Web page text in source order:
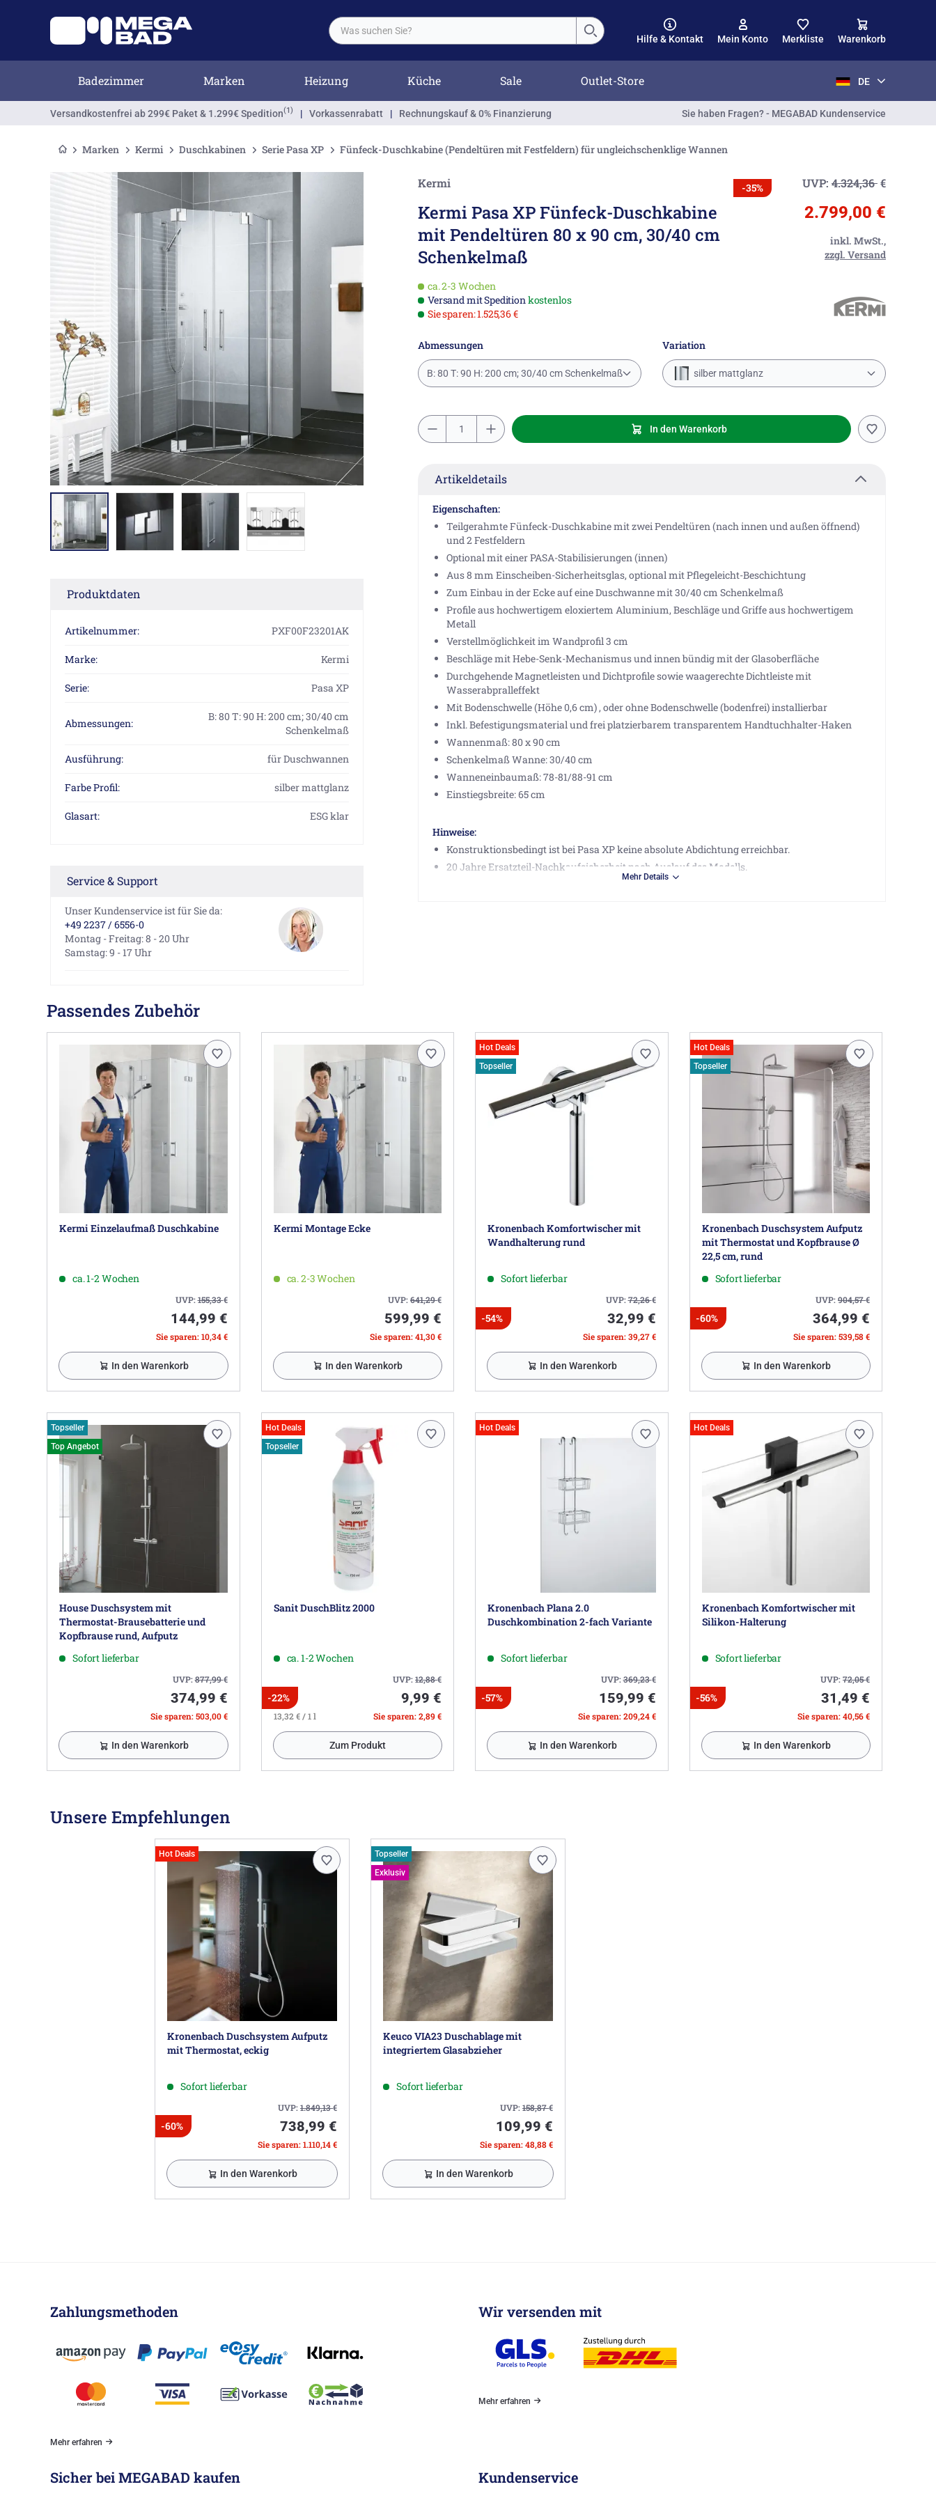
Hilfe & Kontakt Mein Konto Merkliste Warenkorb
Badezimmer Marken Heizung Küche Sale Outlet-Store DE
Versandkostenfrei ab 299€ Paket & 1.299€ Spedition(1) | Vorkassenrabatt | Rechnungskauf & 0% Finanzierung Sie haben Fragen? - MEGABAD Kundenservice
Marken Kermi Duschkabinen Serie Pasa XP Fünfeck-Duschkabine (Pendeltüren mit Festfeldern) für ungleichschenklige Wannen
Produktdaten
Artikelnummer: PXF00F23201AK
Marke: Kermi
Serie: Pasa XP
Abmessungen:
B: 80 T: 90 H: 200 cm; 30/40 cm
Schenkelmaß
Ausführung: für Duschwannen
Farbe Profil: silber mattglanz
Glasart: ESG klar
Service & Support
Unser Kundenservice ist für Sie da:
+49 2237 / 6556-0
Montag - Freitag: 8 - 20 Uhr
Samstag: 9 - 17 Uhr
Kermi
Kermi Pasa XP Fünfeck-Duschkabine
mit Pendeltüren 80 x 90 cm, 30/40 cm
Schenkelmaß
-35% UVP: 4.324,36€
2.799,00 €
inkl. MwSt.,
zzgl. Versand
ca. 2-3 Wochen
Versand mit Speditionkostenlos
Sie sparen: 1.525,36 €
Abmessungen
B: 80 T: 90 H: 200 cm; 30/40 cm Schenkelmaß
Variation
silber mattglanz
In den Warenkorb
Artikeldetails
Eigenschaften:
Teilgerahmte Fünfeck-Duschkabine mit zwei Pendeltüren (nach innen und außen öffnend)
und 2 Festfeldern
Optional mit einer PASA-Stabilisierungen (innen)
Aus 8 mm Einscheiben-Sicherheitsglas, optional mit Pflegeleicht-Beschichtung
Zum Einbau in der Ecke auf eine Duschwanne mit 30/40 cm Schenkelmaß
Profile aus hochwertigem eloxiertem Aluminium, Beschläge und Griffe aus hochwertigem
Metall
Verstellmöglichkeit im Wandprofil 3 cm
Beschläge mit Hebe-Senk-Mechanismus und innen bündig mit der Glasoberfläche
Durchgehende Magnetleisten und Dichtprofile sowie waagerechte Dichtleiste mit
Wasserabpralleffekt
Mit Bodenschwelle (Höhe 0,6 cm) , oder ohne Bodenschwelle (bodenfrei) installierbar
Inkl. Befestigungsmaterial und frei platzierbarem transparentem Handtuchhalter-Haken
Wannenmaß: 80 x 90 cm
Schenkelmaß Wanne: 30/40 cm
Wanneneinbaumaß: 78-81/88-91 cm
Einstiegsbreite: 65 cm
Hinweise:
Konstruktionsbedingt ist bei Pasa XP keine absolute Abdichtung erreichbar.
20 Jahre Ersatzteil-Nachkaufsicherheit nach Auslauf des Modells.
Mehr Details
Passendes Zubehör
Kermi Einzelaufmaß Duschkabine
ca. 1-2 Wochen
UVP:155,33€
144,99 €
Sie sparen: 10,34 €
In den Warenkorb
Kermi Montage Ecke
ca. 2-3 Wochen
UVP:641,29€
599,99 €
Sie sparen: 41,30 €
In den Warenkorb
Hot Deals
Topseller
Kronenbach Komfortwischer mit
Wandhalterung rund
Sofort lieferbar
UVP:72,26€
-54% 32,99 €
Sie sparen: 39,27 €
In den Warenkorb
Hot Deals
Topseller
Kronenbach Duschsystem Aufputz
mit Thermostat und Kopfbrause Ø
22,5 cm, rund
Sofort lieferbar
UVP:904,57€
-60% 364,99 €
Sie sparen: 539,58 €
In den Warenkorb
Topseller
Top Angebot
House Duschsystem mit
Thermostat-Brausebatterie und
Kopfbrause rund, Aufputz
Sofort lieferbar
UVP:877,99€
374,99 €
Sie sparen: 503,00 €
In den Warenkorb
Hot Deals
Topseller
Sanit DuschBlitz 2000
ca. 1-2 Wochen
UVP:12,88€
-22% 9,99 €
13,32 € / 1 l Sie sparen: 2,89 €
Zum Produkt
Hot Deals
Kronenbach Plana 2.0
Duschkombination 2-fach Variante
Sofort lieferbar
UVP:369,23€
-57% 159,99 €
Sie sparen: 209,24 €
In den Warenkorb
Hot Deals
Kronenbach Komfortwischer mit
Silikon-Halterung
Sofort lieferbar
UVP:72,05€
-56% 31,49 €
Sie sparen: 40,56 €
In den Warenkorb
Unsere Empfehlungen
Hot Deals
Kronenbach Duschsystem Aufputz
mit Thermostat, eckig
Sofort lieferbar
UVP:1.849,13€
-60% 738,99 €
Sie sparen: 1.110,14 €
In den Warenkorb
Topseller
Exklusiv
Keuco VIA23 Duschablage mit
integriertem Glasabzieher
Sofort lieferbar
UVP:158,87€
109,99 €
Sie sparen: 48,88 €
In den Warenkorb
Zahlungsmethoden
Mehr erfahren
Wir versenden mit
Mehr erfahren
Sicher bei MEGABAD kaufen Kundenservice